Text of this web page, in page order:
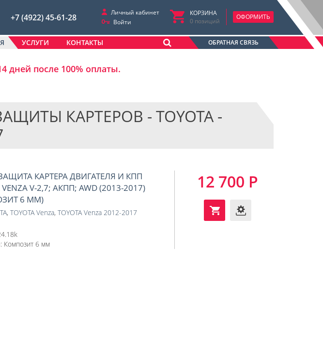
+7 (4922) 45-61-28
Личный кабинет
Войти
КОРЗИНА
0 позиций
ОФОРМИТЬ
УСЛУГИ КОНТАКТЫ ОБРАТНАЯ СВЯЗЬ
дней после 100% оплаты.
КАРТЕРОВ - TOYOTA -
КАРТЕРА ДВИГАТЕЛЯ И КПП
VENZA V-2,7; АКПП; AWD (2013-2017)
6 ММ)
, TOYOTA Venza, TOYOTA Venza 2012-2017
Композит 6 мм
12 700 Р